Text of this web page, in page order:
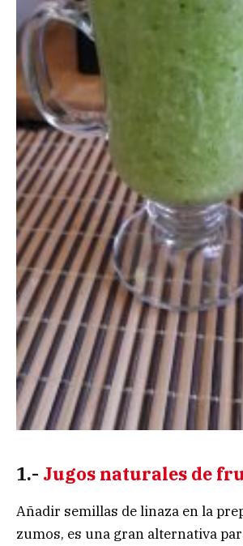
1.- Jugos naturales de
Añadir semillas de linaza en la
zumos, es una gran alternativa